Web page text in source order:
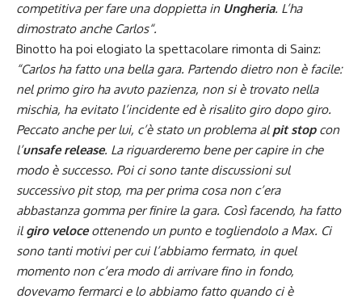
competitiva per fare una doppietta in Ungheria. L’ha
dimostrato anche Carlos“.
Binotto ha poi elogiato la spettacolare rimonta di Sainz:
“Carlos ha fatto una bella gara. Partendo dietro non è facile:
nel primo giro ha avuto pazienza, non si è trovato nella
mischia, ha evitato l’incidente ed è risalito giro dopo giro.
Peccato anche per lui, c’è stato un problema al pit stopcon
l’unsafe release. La riguarderemo bene per capire in che
modo è successo. Poi ci sono tante discussioni sul
successivo pit stop, ma per prima cosa non c’era
abbastanza gomma per finire la gara. Così facendo, ha fatto
il giro veloceottenendo un punto e togliendolo a Max. Ci
sono tanti motivi per cui l’abbiamo fermato, in quel
momento non c’era modo di arrivare fino in fondo,
dovevamo fermarci e lo abbiamo fatto quando ci è